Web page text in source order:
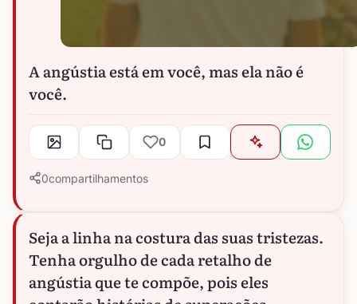
A angústia está em você, mas ela não é
você.
0
0compartilhamentos
Seja a linha na costura das suas tristezas.
Tenha orgulho de cada retalho de
angústia que te compõe, pois eles